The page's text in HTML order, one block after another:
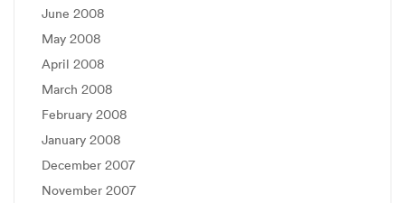
June 2008
May 2008
April 2008
March 2008
February 2008
January 2008
December 2007
November 2007